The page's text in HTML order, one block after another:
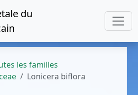
du
les familles
Lonicera biflora